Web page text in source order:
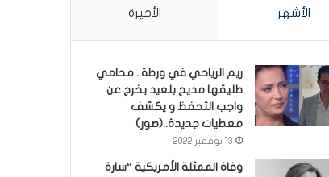
الأشهر الأخيرة
ريم الرياحي في ورطة.. محامي
طليقها مديح بلعيد يخرج عن
واجب التحفظ و يكشف
معطيات جديدة..(صور)
13 نوفمبر 2022
وفاة الممثلة الأمريكية “سارة